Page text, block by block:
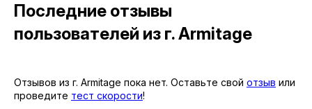
Последние отзывы
пользователей из г. Armitage
Отзывов из г. Armitage пока нет. Оставьте свой отзыв или
проведите тест скорости!